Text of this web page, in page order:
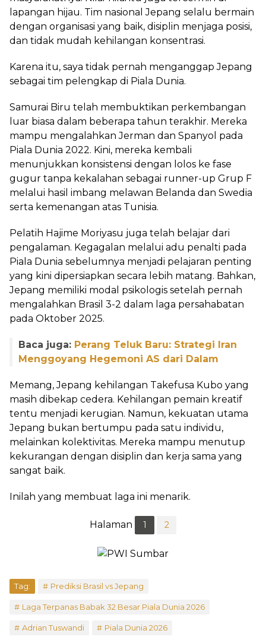
lapangan hijau. Tim nasional Jepang selalu bermain
dengan organisasi yang baik, disiplin menjaga posisi,
dan tidak mudah kehilangan konsentrasi.
Karena itu, saya tidak pernah menganggap Jepang
sebagai tim pelengkap di Piala Dunia.
Samurai Biru telah membuktikan perkembangan
luar biasa dalam beberapa tahun terakhir. Mereka
mampu mengalahkan Jerman dan Spanyol pada
Piala Dunia 2022. Kini, mereka kembali
menunjukkan konsistensi dengan lolos ke fase
gugur tanpa kekalahan sebagai runner-up Grup F
melalui hasil imbang melawan Belanda dan Swedia
serta kemenangan atas Tunisia.
Pelatih Hajime Moriyasu juga telah belajar dari
pengalaman. Kegagalan melalui adu penalti pada
Piala Dunia sebelumnya menjadi pelajaran penting
yang kini dipersiapkan secara lebih matang. Bahkan,
Jepang memiliki modal psikologis setelah pernah
mengalahkan Brasil 3-2 dalam laga persahabatan
pada Oktober 2025.
Baca juga: Perang Teluk Baru: Strategi Iran
Menggoyang Hegemoni AS dari Dalam
Memang, Jepang kehilangan Takefusa Kubo yang
masih dibekap cedera. Kehilangan pemain kreatif
tentu menjadi kerugian. Namun, kekuatan utama
Jepang bukan bertumpu pada satu individu,
melainkan kolektivitas. Mereka mampu menutup
kekurangan dengan disiplin dan kerja sama yang
sangat baik.
Inilah yang membuat laga ini menarik.
Halaman 1 2
Tag: Prediksi Brasil vs Jepang
Laga Terpanas Babak 32 Besar Piala Dunia 2026
Adrian Tuswandi Piala Dunia 2026